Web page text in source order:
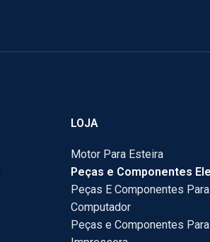
LOJA
Motor Para Esteira
Peças e Componentes
Peças E Componentes Para
Computador
Peças e Componentes Para